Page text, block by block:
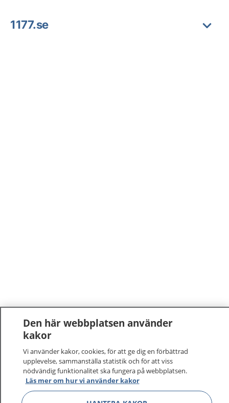
1177.se
1177–tryggt om din hälsa och vård
Den här webbplatsen använder
kakor
Vi använder kakor, cookies, för att ge dig en förbättrad
upplevelse, sammanställa statistik och för att viss
nödvändig funktionalitet ska fungera på webbplatsen.
Läs mer om hur vi använder kakor